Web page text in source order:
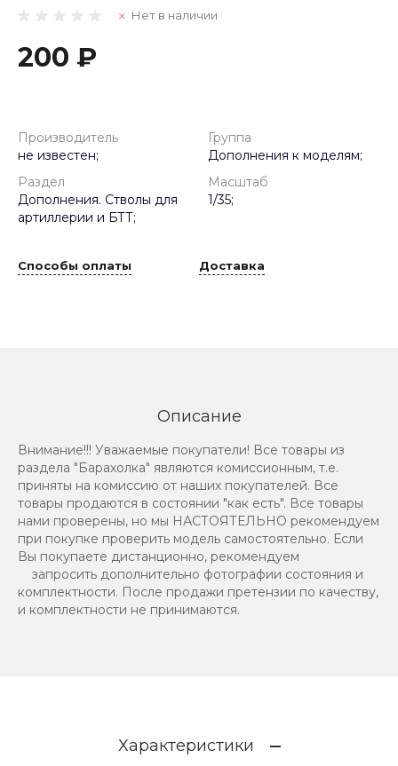
Нет в наличии
200 ₽
Производитель
не известен;
Группа
Дополнения к моделям;
Раздел
Дополнения. Стволы для
артиллерии и БТТ;
Масштаб
1/35;
Способы оплаты Доставка
Описание
Внимание!!! Уважаемые покупатели! Все товары из
раздела "Барахолка" являются комиссионным, т.е.
приняты на комиссию от наших покупателей. Все
товары продаются в состоянии "как есть". Все товары
нами проверены, но мы НАСТОЯТЕЛЬНО рекомендуем
при покупке проверить модель самостоятельно. Если
Вы покупаете дистанционно, рекомендуем
запросить дополнительно фотографии состояния и
комплектности. После продажи претензии по качеству,
и комплектности не принимаются.
Характеристики